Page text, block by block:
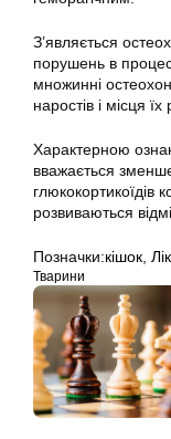
З’являється
порушень в
множинні
наростів і місця
Характерною
вважається
глюкокортикоїдів
розвиваються
Позначки:кішок
Тварини